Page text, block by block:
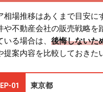
相場推移はあくまで目安に
や不動産会社の販売戦略を
いる場合は、 後悔しないた
提案内容を比較しておきた